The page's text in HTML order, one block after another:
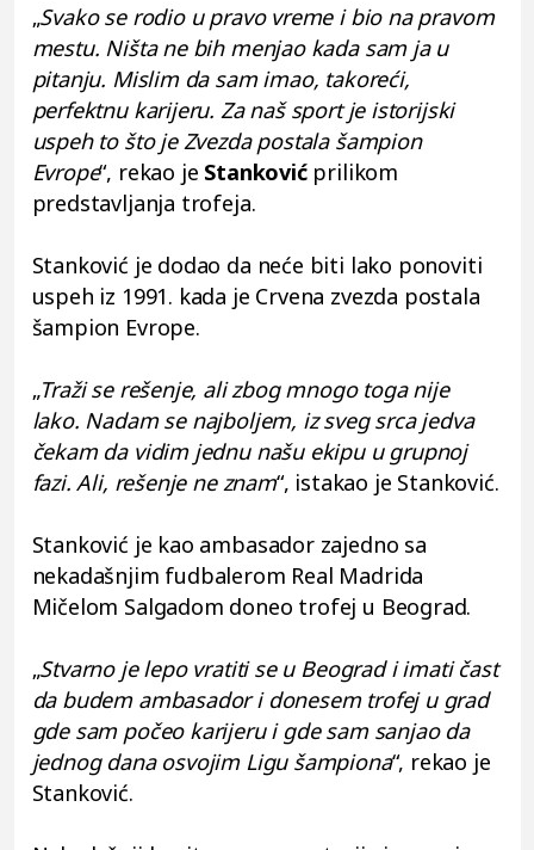
„Svako se rodio u pravo vreme i bio na pravom
mestu. Ništa ne bih menjao kada sam ja u
pitanju. Mislim da sam imao, takoreći,
perfektnu karijeru. Za naš sport je istorijski
uspeh to što je Zvezda postala šampion
Evrope“, rekao je Stankovićprilikom
predstavljanja trofeja.
Stanković je dodao da neće biti lako ponoviti
uspeh iz 1991. kada je Crvena zvezda postala
šampion Evrope.
„Traži se rešenje, ali zbog mnogo toga nije
lako. Nadam se najboljem, iz sveg srca jedva
čekam da vidim jednu našu ekipu u grupnoj
fazi. Ali, rešenje ne znam“, istakao je Stanković.
Stanković je kao ambasador zajedno sa
nekadašnjim fudbalerom Real Madrida
Mičelom Salgadom doneo trofej u Beograd.
„Stvarno je lepo vratiti se u Beograd i imati čast
da budem ambasador i donesem trofej u grad
gde sam počeo karijeru i gde sam sanjao da
jednog dana osvojim Ligu šampiona“, rekao je
Stanković.